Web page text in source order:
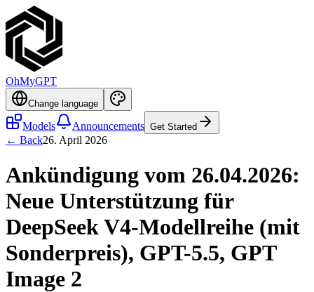
OhMyGPT
Change language
Models Announcements Get Started
← Back26. April 2026
Ankündigung vom 26.04.2026:
Neue Unterstützung für
DeepSeek V4-Modellreihe (mit
Sonderpreis), GPT-5.5, GPT
Image 2